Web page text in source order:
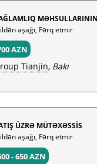
aşağı, Fərq etmir
AZN
Tianjin, Bakı
ÜZRƏ MÜTƏXƏSSİS
aşağı, Fərq etmir
- 650 AZN